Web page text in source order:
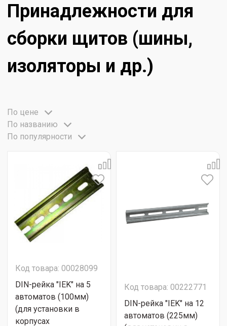
Принадлежности для
сборки щитов (шины,
изоляторы и др.)
По цене
По названию
По популярности
Код товара: 00028099
DIN-рейка "IEK" на 5
автоматов (100мм)
(для установки в
корпусах
Код товара: 00222771
DIN-рейка "IEK" на 12
автоматов (225мм)